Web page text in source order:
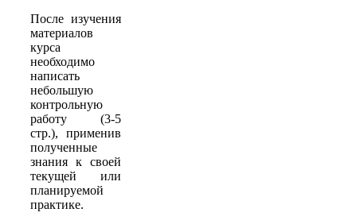
После изучения
материалов
курса
необходимо
написать
небольшую
контрольную
работу (3-5
стр.), применив
полученные
знания к своей
текущей или
планируемой
практике.